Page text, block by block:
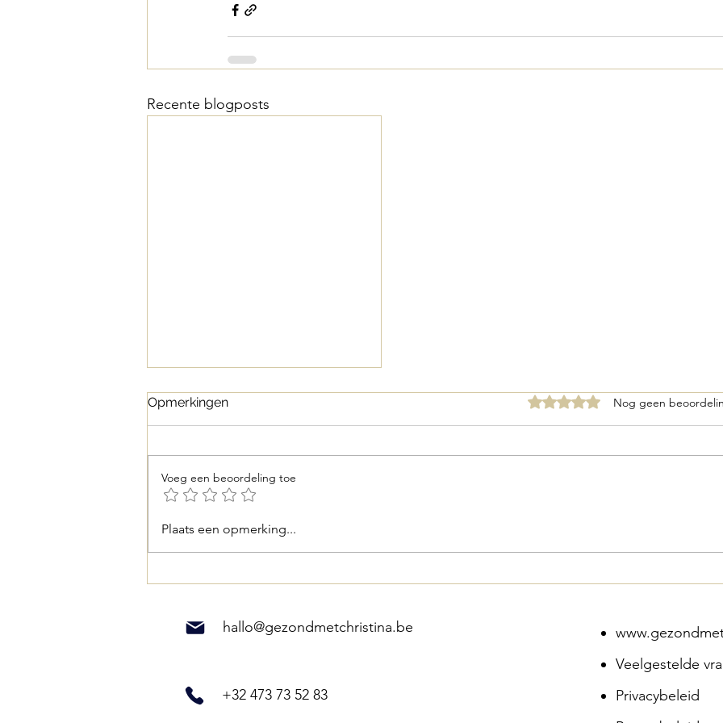
Recente blogposts
Wat is Fermenteren?
Opmerkingen Beoordeeld met 0 uit 5
Nog geen
Voeg een beoordeling toe
Plaats een opmerking...
hallo@gezondmetchristina.be
+32 473 73 52 83
Veelgestelde
Privacybeleid